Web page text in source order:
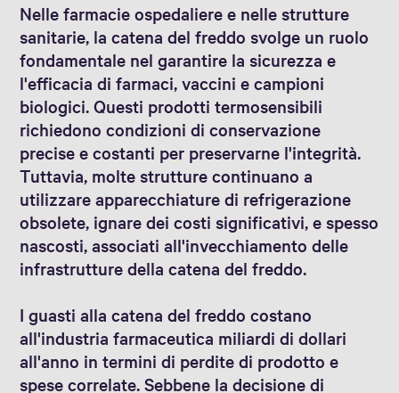
Nelle farmacie ospedaliere e nelle strutture
sanitarie, la catena del freddo svolge un ruolo
fondamentale nel garantire la sicurezza e
l'efficacia di farmaci, vaccini e campioni
biologici. Questi prodotti termosensibili
richiedono condizioni di conservazione
precise e costanti per preservarne l'integrità.
Tuttavia, molte strutture continuano a
utilizzare apparecchiature di refrigerazione
obsolete, ignare dei costi significativi, e spesso
nascosti, associati all'invecchiamento delle
infrastrutture della catena del freddo.
I guasti alla catena del freddo costano
all'industria farmaceutica miliardi di dollari
all'anno in termini di perdite di prodotto e
spese correlate. Sebbene la decisione di